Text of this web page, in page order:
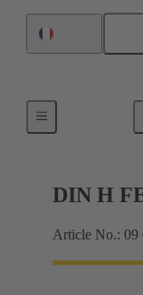
DIN H
Article No.: 09